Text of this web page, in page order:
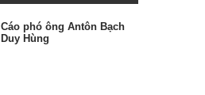
Cáo phó ông Antôn Bạch
Duy Hùng